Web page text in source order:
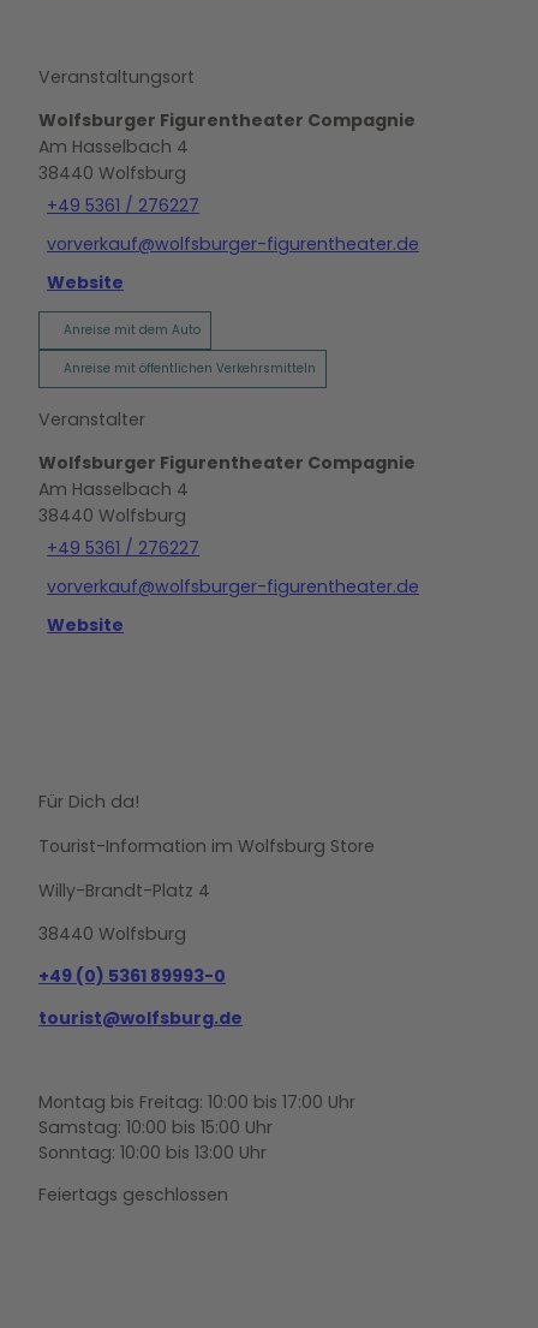
Veranstaltungsort
Wolfsburger Figurentheater Compagnie
Am Hasselbach 4
38440 Wolfsburg
+49 5361 / 276227
vorverkauf@wolfsburger-figurentheater.de
Website
Anreise mit dem Auto
Anreise mit öffentlichen Verkehrsmitteln
Veranstalter
Wolfsburger Figurentheater Compagnie
Am Hasselbach 4
38440 Wolfsburg
+49 5361 / 276227
vorverkauf@wolfsburger-figurentheater.de
Website
Für Dich da!
Tourist-Information im Wolfsburg Store
Willy-Brandt-Platz 4
38440 Wolfsburg
+49 (0) 5361 89993-0
tourist@wolfsburg.de
Montag bis Freitag: 10:00 bis 17:00 Uhr
Samstag: 10:00 bis 15:00 Uhr
Sonntag: 10:00 bis 13:00 Uhr
Feiertags geschlossen